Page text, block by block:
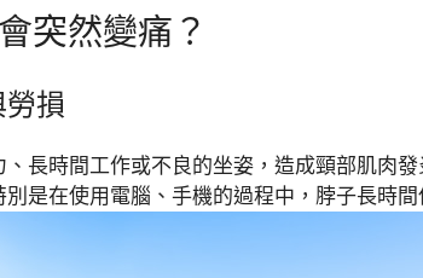
突然變痛？
損
長時間工作或不良的坐姿，造成頸部肌肉
是在使用電腦、手機的過程中，脖子長時